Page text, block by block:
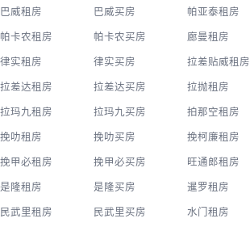
巴威租房 巴威买房 帕亚泰租房
帕卡农租房 帕卡农买房 廊曼租房
律实租房 律实买房 拉差贴威租房
拉差达租房 拉差达买房 拉抛租房
拉玛九租房 拉玛九买房 拍那空租房
挽叻租房 挽叻买房 挽柯廉租房
挽甲必租房 挽甲必买房 旺通郎租房
是隆租房 是隆买房 暹罗租房
民武里租房 民武里买房 水门租房